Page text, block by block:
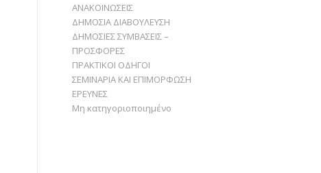
ΑΝΑΚΟΙΝΩΣΕΙΣ
ΔΗΜΟΣΙΑ ΔΙΑΒΟΥΛΕΥΣΗ
ΔΗΜΟΣΙΕΣ ΣΥΜΒΑΣΕΙΣ –
ΠΡΟΣΦΟΡΕΣ
ΠΡΑΚΤΙΚΟΙ ΟΔΗΓΟΙ
ΣΕΜΙΝΑΡΙΑ ΚΑΙ ΕΠΙΜΟΡΦΩΣΗ
ΕΡΕΥΝΕΣ
Μη κατηγοριοποιημένο